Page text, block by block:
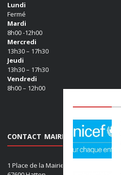
Lundi
Fermé
Mardi
8h00 -12h00
Mercredi
13h30 – 17h30
Jeudi
13h30 – 17h30
Vendredi
8h00 – 12h00
CONTACT MAIRIE
1 Place de la Mairie